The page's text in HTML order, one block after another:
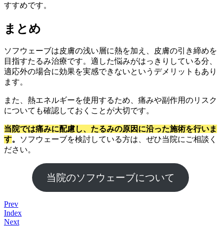
すすめです。
まとめ
ソフウェーブは皮膚の浅い層に熱を加え、皮膚の引き締めを
目指すたるみ治療です。適した悩みがはっきりしている分、
適応外の場合に効果を実感できないというデメリットもあり
ます。
また、熱エネルギーを使用するため、痛みや副作用のリスク
についても確認しておくことが大切です。
当院では痛みに配慮し、たるみの原因に沿った施術を行いま
す。
ソフウェーブを検討している方は、ぜひ当院にご相談く
ださい。
当院のソフウェーブについて
Prev
Index
Next